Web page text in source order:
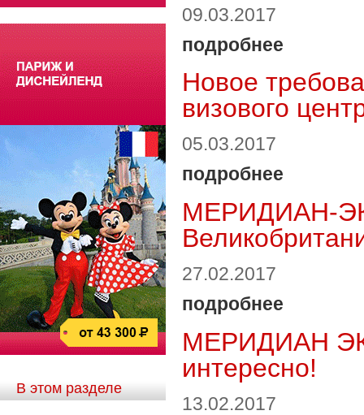
В этом разделе
09.03.2017
подробнее
Новое
визового
05.03.2017
подробнее
МЕРИДИАН-
27.02.2017
подробнее
МЕРИДИАН
интересно!
13.02.2017